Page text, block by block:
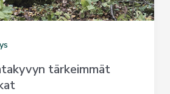
tärkeimmät